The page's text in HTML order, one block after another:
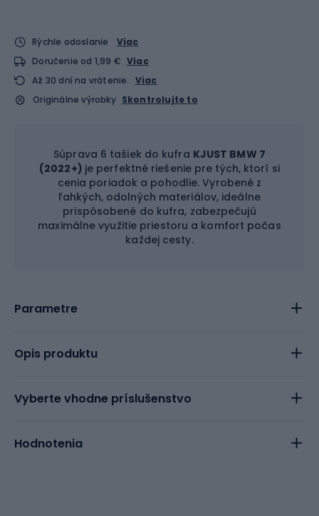
Rýchle odoslanie
Viac
Doručenie od 1,99 € Viac
Až 30 dní na vrátenie. Viac
Originálne výrobky Skontrolujte to
Súprava 6 tašiek do kufra KJUST BMW 7
(2022+) je perfektné riešenie pre tých, ktorí si
cenia poriadok a pohodlie. Vyrobené z
ľahkých, odolných materiálov, ideálne
prispôsobené do kufra, zabezpečujú
maximálne využitie priestoru a komfort počas
každej cesty.
Parametre
Opis produktu
Vyberte vhodne príslušenstvo
Hodnotenia